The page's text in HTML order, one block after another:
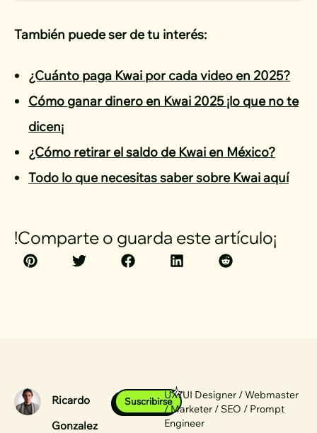
También puede ser de tu interés:
¿Cuánto paga Kwai por cada video en 2025?
Cómo ganar dinero en Kwai 2025 ¡lo que no te
dicen¡
¿Cómo retirar el saldo de Kwai en México?
Todo lo que necesitas saber sobre Kwai aquí
!Comparte o guarda este artículo¡
Ricardo
Gonzalez
SuscribirseUX/UI Designer / Webmaster
/ Marketer / SEO / Prompt
Engineer